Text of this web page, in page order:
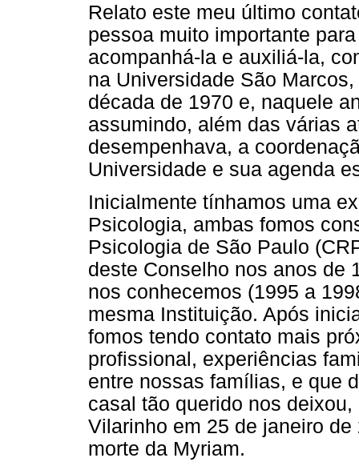
Relato este meu último
pessoa muito importante
acompanhá-la e auxiliá-la,
na Universidade São
década de 1970 e, naquele
assumindo, além das várias
desempenhava, a
Universidade e sua agenda
Inicialmente tínhamos uma
Psicologia, ambas fomos
Psicologia de São Paulo
deste Conselho nos anos de
nos conhecemos (1995 a
mesma Instituição. Após
fomos tendo contato mais
profissional, experiências
entre nossas famílias, e que
casal tão querido nos
Vilarinho em 25 de janeiro
morte da Myriam.